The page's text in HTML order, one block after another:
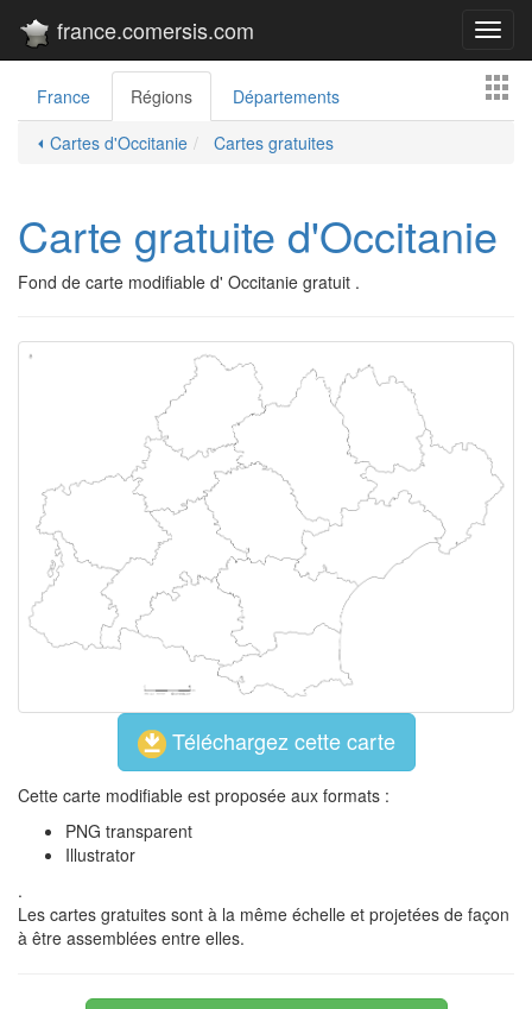
france.comersis.com
France Régions
Départements
⏴ Cartes d'Occitanie
Cartes gratuites
Carte gratuite d'Occitanie
Fond de carte modifiable d' Occitanie gratuit .
Téléchargez cette carte
Cette carte modifiable est proposée aux formats :
PNG transparent
Illustrator
.
Les cartes gratuites sont à la même échelle et projetées de façon
à être assemblées entre elles.